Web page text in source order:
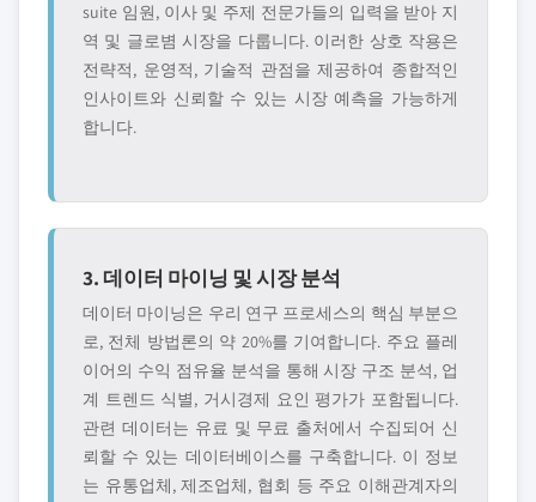
suite 임원, 이사 및 주제 전문가들의 입력을 받아 지
역 및 글로볌 시장을 다룹니다. 이러한 상호 작용은
전략적, 운영적, 기술적 관점을 제공하여 종합적인
인사이트와 신뢰할 수 있는 시장 예측을 가능하게
합니다.
3. 데이터 마이닝 및 시장 분석
데이터 마이닝은 우리 연구 프로세스의 핵심 부분으
로, 전체 방법론의 약 20%를 기여합니다. 주요 플레
이어의 수익 점유율 분석을 통해 시장 구조 분석, 업
계 트렌드 식별, 거시경제 요인 평가가 포함됩니다.
관련 데이터는 유료 및 무료 출처에서 수집되어 신
뢰할 수 있는 데이터베이스를 구축합니다. 이 정보
는 유통업체, 제조업체, 협회 등 주요 이해관계자의